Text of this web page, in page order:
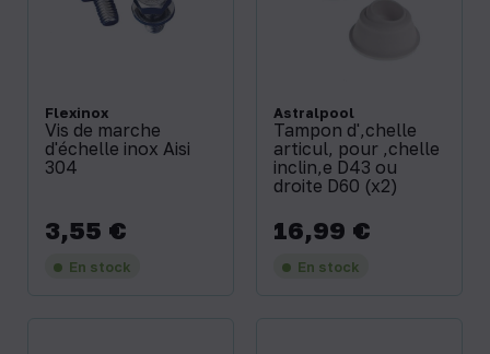
Flexinox
Vis de marche
d'échelle inox Aisi
304
Prix
3,55 €
En stock
Astralpool
Tampon d'‚chelle
articul‚ pour ‚chelle
inclin‚e D43 ou
droite D60 (x2)
Prix
16,99 €
En stock